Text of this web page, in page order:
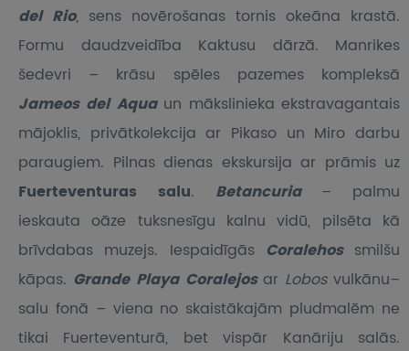
del Rio, sens novērošanas tornis okeāna krastā.
Formu daudzveidība Kaktusu dārzā. Manrikes
šedevri – krāsu spēles pazemes kompleksā
Jameos del Aqua un mākslinieka ekstravagantais
mājoklis, privātkolekcija ar Pikaso un Miro darbu
paraugiem. Pilnas dienas ekskursija ar prāmis uz
Fuerteventuras salu. Betancuria – palmu
ieskauta oāze tuksnesīgu kalnu vidū, pilsēta kā
brīvdabas muzejs. Iespaidīgās Coralehos smilšu
kāpas. Grande Playa Coralejosar Lobosvulkānu–
salu fonā – viena no skaistākajām pludmalēm ne
tikai Fuerteventurā, bet vispār Kanāriju salās.